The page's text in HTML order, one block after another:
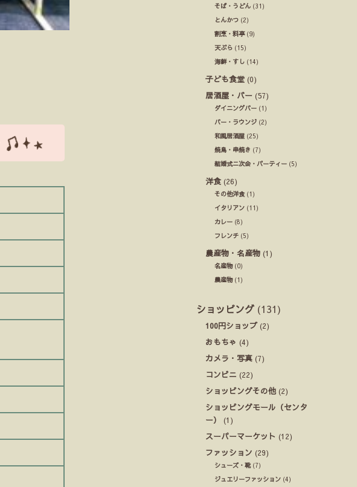
そば・うどん (31)
とんかつ (2)
割烹・料亭(9)
天ぷら (15)
海鮮・すし (14)
子ども食堂 (0)
居酒屋・バー (57)
ダイニングバー (1)
バー・ラウンジ (2)
和風居酒屋 (25)
焼鳥・串焼き (7)
結婚式ニ次会・パーティー (5)
洋食 (26)
その他洋食(1)
イタリアン (11)
カレー (8)
フレンチ (5)
農産物・名産物 (1)
名産物(0)
農産物(1)
ショッピング (131)
100円ショップ (2)
おもちゃ (4)
カメラ・写真 (7)
コンビニ (22)
ショッピングその他 (2)
ショッピングモール（センタ
ー）
(1)
スーパーマーケット (12)
ファッション (29)
シューズ・靴(7)
ジュエリーファッション (4)